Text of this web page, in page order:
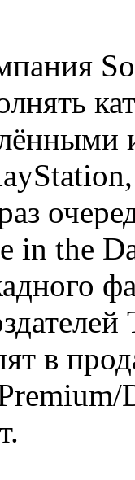
in the
в